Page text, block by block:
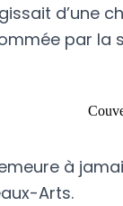
d’une
par la
à
Arts.